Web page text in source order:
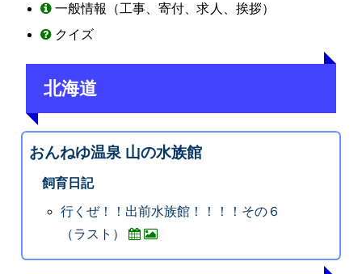
一般情報（工事、寄付、求人、挨拶）
クイズ
北海道
おんねゆ温泉 山の水族館
飼育日記
行くぜ！！出前水族館！！！！その６
（ラスト）